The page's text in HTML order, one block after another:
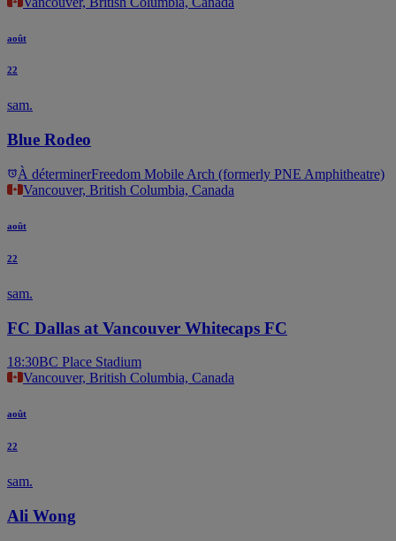
août
22
sam.
Blue Rodeo
À déterminerFreedom Mobile Arch (formerly PNE Amphitheatre)
Vancouver, British Columbia, Canada
août
22
sam.
FC Dallas at Vancouver Whitecaps FC
18:30BC Place Stadium
Vancouver, British Columbia, Canada
août
22
sam.
Ali Wong